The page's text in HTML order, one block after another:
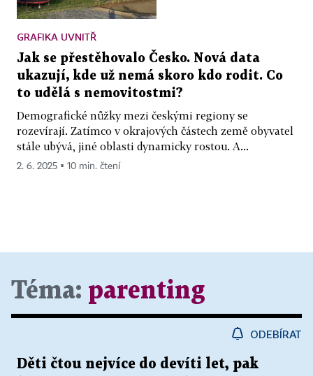
GRAFIKA UVNITŘ
Jak se přestěhovalo Česko. Nová data
ukazují, kde už nemá skoro kdo rodit. Co
to udělá s nemovitostmi?
Demografické nůžky mezi českými regiony se
rozevírají. Zatímco v okrajových částech země obyvatel
stále ubývá, jiné oblasti dynamicky rostou. A...
2. 6. 2025 ▪ 10 min. čtení
Téma: parenting
ODEBÍRAT
Děti čtou nejvíce do devíti let, pak